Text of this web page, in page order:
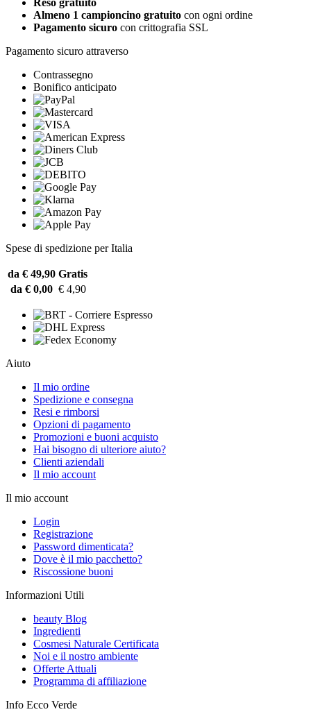
Almeno 1 campioncino gratuito con ogni ordine
Pagamento sicuro con crittografia SSL
Pagamento sicuro attraverso
Contrassegno
Bonifico anticipato
Spese di spedizione per Italia
da € 49,90 Gratis
da € 0,00 € 4,90
Aiuto
Il mio ordine
Spedizione e consegna
Resi e rimborsi
Opzioni di pagamento
Promozioni e buoni acquisto
Hai bisogno di ulteriore aiuto?
Clienti aziendali
Il mio account
Il mio account
Login
Registrazione
Password dimenticata?
Dove è il mio pacchetto?
Riscossione buoni
Informazioni Utili
beauty Blog
Ingredienti
Cosmesi Naturale Certificata
Noi e il nostro ambiente
Offerte Attuali
Programma di affiliazione
Info Ecco Verde